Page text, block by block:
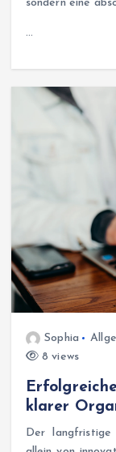
sondern eine
…
Sophia
8 views
klarer
Der